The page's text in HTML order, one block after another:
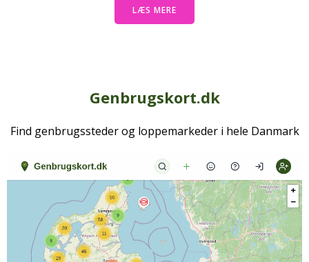
LÆS MERE
Genbrugskort.dk
Find genbrugssteder og loppemarkeder i hele Danmark